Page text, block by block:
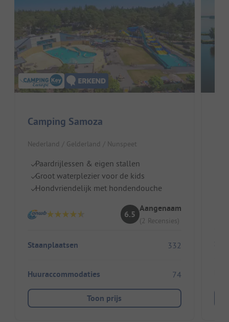
Camping Samoza
Nederland / Gelderland / Nunspeet
Paardrijlessen & eigen stallen
Groot waterplezier voor de kids
Hondvriendelijk met hondendouche
6.5
Aangenaam
(2 Recensies)
Staanplaatsen 332
Huuraccommodaties 74
Toon prijs